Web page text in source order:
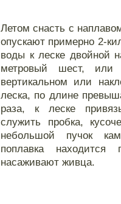
Летом снасть с
опускают примерно 2-
воды к леске двойной
метровый шест, или
вертикальном или
леска, по длине
раза, к леске
служить пробка,
небольшой пучок
поплавка
насаживают живца.